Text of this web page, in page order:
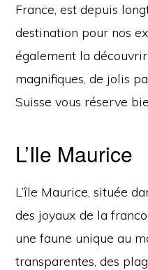
France, est depuis
destination pour nos
également la
magnifiques, de jolis
Suisse vous réserve
L’Ile Maurice
L’île Maurice, située
des joyaux de la
une faune unique au
transparentes, des